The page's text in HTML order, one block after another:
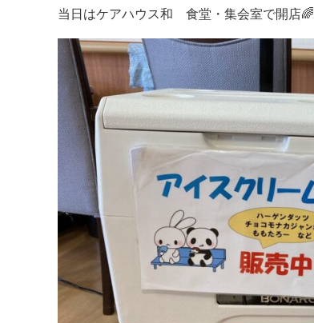
当日はケアハウス和 食堂・集会室で開店🌈